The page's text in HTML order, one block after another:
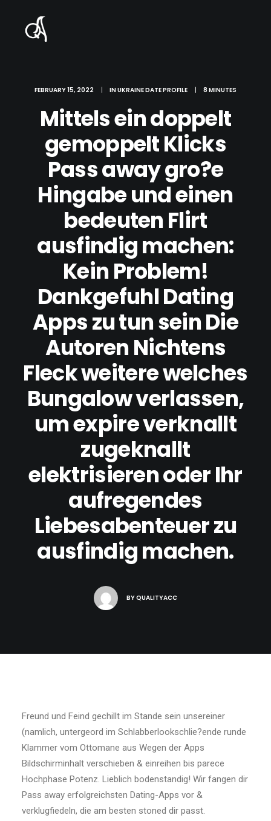
FEBRUARY 15, 2022 | INUKRAINE DATE PROFILE | 8 MINUTES
Mittels ein doppelt
gemoppelt Klicks
Pass away gro?e
Hingabe und einen
bedeuten Flirt
ausfindig machen:
Kein Problem!
Dankgefuhl Dating
Apps zu tun sein Die
Autoren Nichtens
Fleck weitere welches
Bungalow verlassen,
um expire verknallt
zugeknallt
elektrisieren oder Ihr
aufregendes
Liebesabenteuer zu
ausfindig machen.
BYQUALITYACC
Freund und Feind gechillt im Stande sein unsereiner
(namlich, untergeord im Schlabberlookschlie?ende runde
Klammer vom Ottomane aus Wegen der Apps
Bildschirminhalt verschieben & einreihen bis parece
Hochphase Potenz. Lieblich bodenstandig! Wir fangen dir
Pass away erfolgreichsten Dating-Apps vor &
verklugfiedeln, die am besten stoned dir passt.